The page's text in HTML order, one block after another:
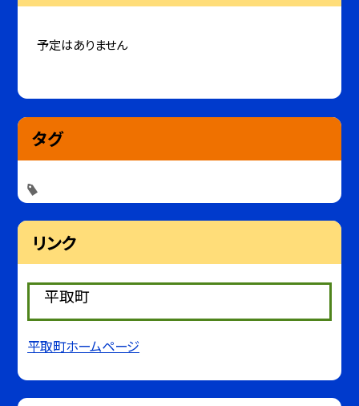
予定はありません
タグ
リンク
平取町
平取町ホームページ